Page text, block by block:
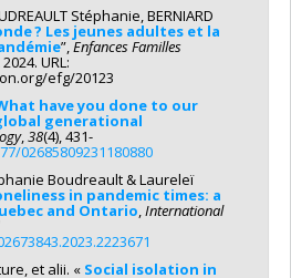
Stéphanie, BERNIARD
? Les jeunes adultes et la
”,Enfances Familles
URL:
efg/20123
have you done to our
generational
,38(4), 431-
02685809231180880
Boudreault & Laureleï
in pandemic times: a
and Ontario,International
et alii. « Social isolation in